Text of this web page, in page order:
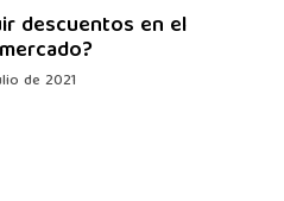
descuentos en el
de 2021